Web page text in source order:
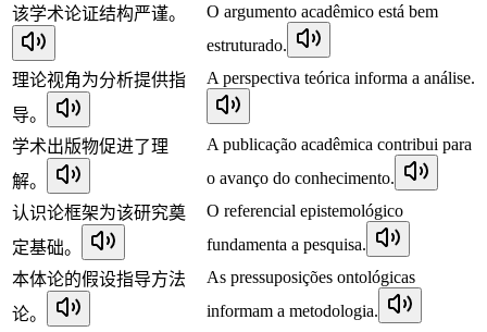
该学术论证结构严谨。
O argumento acadêmico está bem
estruturado.
理论视角为分析提供指
导。
A perspectiva teórica informa a análise.
学术出版物促进了理
解。
A publicação acadêmica contribui para
o avanço do conhecimento.
认识论框架为该研究奠
定基础。
O referencial epistemológico
fundamenta a pesquisa.
本体论的假设指导方法
论。
As pressuposições ontológicas
informam a metodologia.